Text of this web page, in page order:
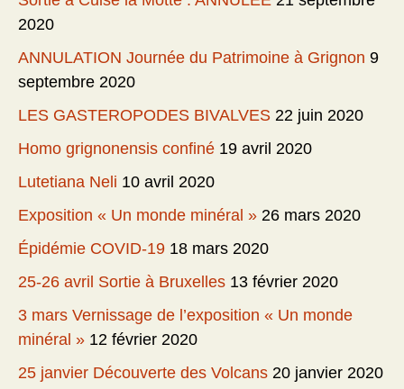
2020
ANNULATION Journée du Patrimoine à Grignon 9
septembre 2020
LES GASTEROPODES BIVALVES 22 juin 2020
Homo grignonensis confiné 19 avril 2020
Lutetiana Neli 10 avril 2020
Exposition « Un monde minéral » 26 mars 2020
Épidémie COVID-19 18 mars 2020
25-26 avril Sortie à Bruxelles 13 février 2020
3 mars Vernissage de l’exposition « Un monde
minéral » 12 février 2020
25 janvier Découverte des Volcans 20 janvier 2020